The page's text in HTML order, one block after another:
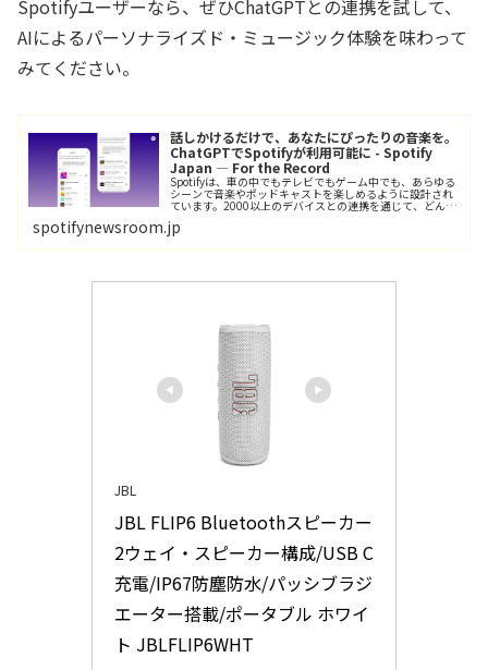
Spotifyユーザーなら、ぜひChatGPTとの連携を試して、
AIによるパーソナライズド・ミュージック体験を味わって
みてください。
話しかけるだけで、あなたにぴったりの音楽を。
ChatGPTでSpotifyが利用可能に - Spotify
Japan — For the Record
Spotifyは、車の中でもテレビでもゲーム中でも、あらゆる
シーンで音楽やポッドキャストを楽しめるように設計され
ています。2000以上のデバイスとの連携を通じて、どんな
時でもあなたの次のお気に入りの曲やプレイリスト、ポッ
ドキャストに出会える...
spotifynewsroom.jp
JBL
JBL FLIP6 Bluetoothスピーカー
2ウェイ・スピーカー構成/USB C
充電/IP67防塵防水/パッシブラジ
エーター搭載/ポータブル ホワイ
ト JBLFLIP6WHT